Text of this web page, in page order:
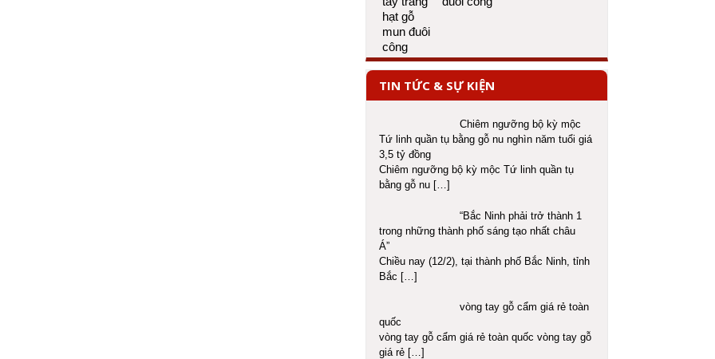
TIN TỨC & SỰ KIỆN
Chiêm ngưỡng bộ kỳ mộc
Tứ linh quần tụ bằng gỗ nu nghìn năm tuổi giá
3,5 tỷ đồng
Chiêm ngưỡng bộ kỳ mộc Tứ linh quần tụ
bằng gỗ nu […]
“Bắc Ninh phải trở thành 1
trong những thành phố sáng tạo nhất châu
Á”
Chiều nay (12/2), tại thành phố Bắc Ninh, tỉnh
Bắc […]
vòng tay gỗ cẩm giá rẻ toàn
quốc
vòng tay gỗ cẩm giá rẻ toàn quốc vòng tay gỗ
giá rẻ […]